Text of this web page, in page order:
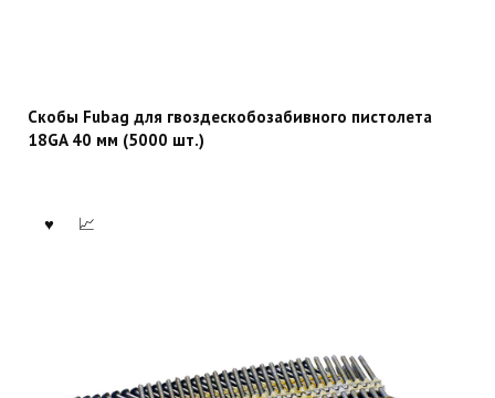
Скобы Fubag для гвоздескобозабивного пистолета
18GA 40 мм (5000 шт.)